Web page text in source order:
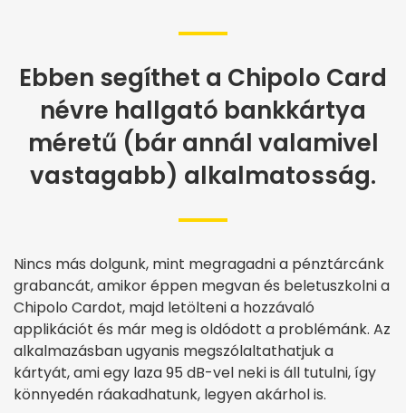
Ebben segíthet a Chipolo Card
névre hallgató bankkártya
méretű (bár annál valamivel
vastagabb) alkalmatosság.
Nincs más dolgunk, mint megragadni a pénztárcánk
grabancát, amikor éppen megvan és beletuszkolni a
Chipolo Cardot, majd letölteni a hozzávaló
applikációt és már meg is oldódott a problémánk. Az
alkalmazásban ugyanis megszólaltathatjuk a
kártyát, ami egy laza 95 dB-vel neki is áll tutulni, így
könnyedén ráakadhatunk, legyen akárhol is.